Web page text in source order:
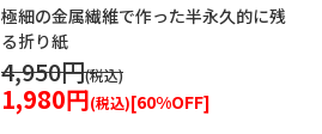
極細の金属繊維で作った半永久的に残
る折り紙
4,950円
1,980円 [60%OFF]